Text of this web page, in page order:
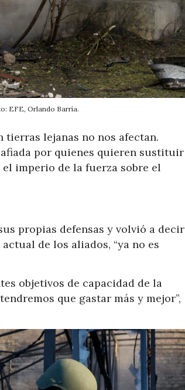
EFE, Orlando Barría.
tierras lejanas no nos afectan.
por quienes quieren sustituir
imperio de la fuerza sobre el
propias defensas y volvió a decir
de los aliados, “ya no es
objetivos de capacidad de la
que gastar más y mejor”,